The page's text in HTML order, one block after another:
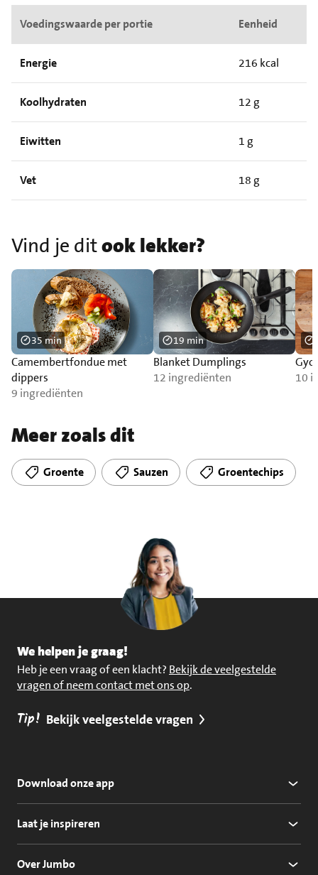
Voedingswaarde per portie Eenheid
Energie 216 kcal
Koolhydraten 12 g
Eiwitten 1 g
Vet 18 g
Vind je ditook lekker?
Camembertfondue met
dippers
9 ingrediënten
35 min
Blanket Dumplings
12 ingrediënten
19 min
10
Meer zoals dit
Groente Sauzen Groentechips
We helpen je graag!
Heb je een vraag of een klacht? Bekijk de veelgestelde
vragen of neem contact met ons op.
Tip! Bekijk veelgestelde vragen
Download onze app
Laat je inspireren
Over Jumbo